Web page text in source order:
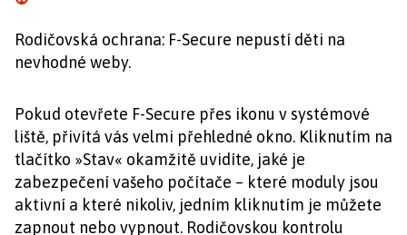
Rodičovská ochrana: F-Secure nepustí děti na
nevhodné weby.
Pokud otevřete F-Secure přes ikonu v systémové
liště, přivítá vás velmi přehledné okno. Kliknutím na
tlačítko »Stav« okamžitě uvidíte, jaké je
zabezpečení vašeho počítače – které moduly jsou
aktivní a které nikoliv, jedním kliknutím je můžete
zapnout nebo vypnout. Rodičovskou kontrolu